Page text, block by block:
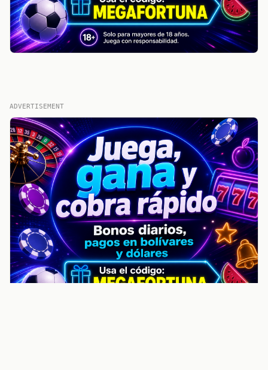
ADVERTISEMENT